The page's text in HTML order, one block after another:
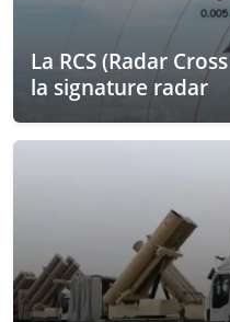
La RCS (Radar
la signature radar